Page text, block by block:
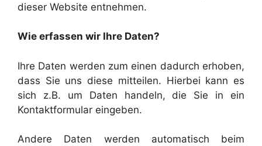
dieser Website entnehmen.
Wie erfassen wir Ihre Daten?
Ihre Daten werden zum einen dadurch erhoben,
dass Sie uns diese mitteilen. Hierbei kann es
sich z.B. um Daten handeln, die Sie in ein
Kontaktformular eingeben.
Andere Daten werden automatisch beim